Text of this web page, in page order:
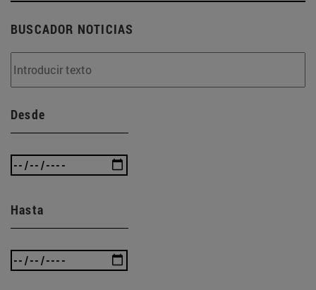
BUSCADOR NOTICIAS
Desde
Hasta